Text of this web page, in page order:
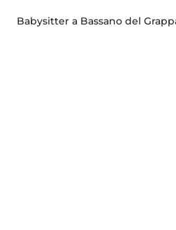
Babysitter a Bassano del